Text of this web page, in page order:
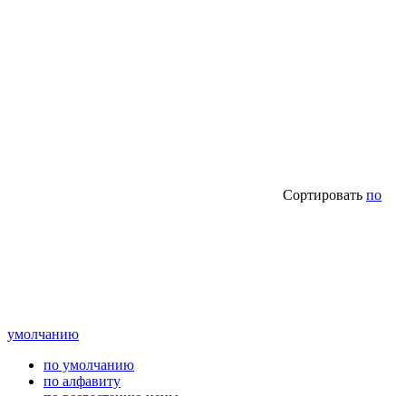
Сортировать по
умолчанию
по умолчанию
по алфавиту